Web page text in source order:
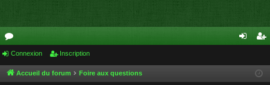
or
u cri
Connexion Inscription
Accueil du forum Foire aux questions